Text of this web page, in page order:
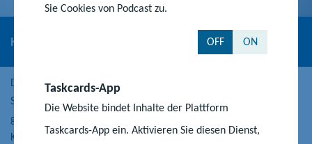
Sie Cookies von Podcast zu.
OFF ON
Taskcards-App
Die Website bindet Inhalte der Plattform
Taskcards-App ein. Aktivieren Sie diesen Dienst,
Kooperationsdatenbank
Die Datenbank für Kooperationsangebote bei der
Serviceagentur „Ganztägig lernen“ ermöglicht sowohl den
ganztägig arbeitenden Schulen als auch den außerschulischen
Kooperationspartnern neue Wege der Partnersuche, der